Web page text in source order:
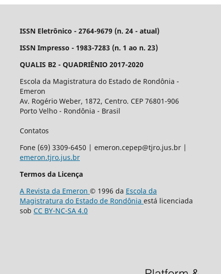
ISSN Eletrônico - 2764-9679 (n. 24 - atual)
ISSN Impresso - 1983-7283 (n. 1 ao n. 23)
QUALIS B2 - QUADRIÊNIO 2017-2020
Escola da Magistratura do Estado de Rondônia -
Emeron
Av. Rogério Weber, 1872, Centro. CEP 76801-906
Porto Velho - Rondônia - Brasil
Contatos
Fone (69) 3309-6450 | emeron.cepep@tjro.jus.br |
emeron.tjro.jus.br
Termos da Licença
A Revista da Emeron © 1996 da Escola da
Magistratura do Estado de Rondônia está licenciada
sob CC BY-NC-SA 4.0